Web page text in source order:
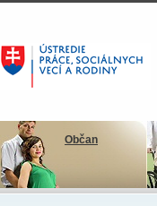
Občan